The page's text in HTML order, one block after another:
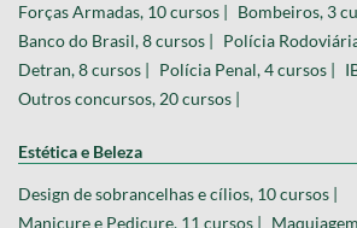
Forças Armadas, 10 cursos | Bombeiros, 3
Banco do Brasil, 8 cursos | Polícia
Detran, 8 cursos | Polícia Penal, 4 cursos |
Outros concursos, 20 cursos |
Estética e Beleza
Design de sobrancelhas e cílios, 10 cursos |
Manicure e Pedicure, 11 cursos |